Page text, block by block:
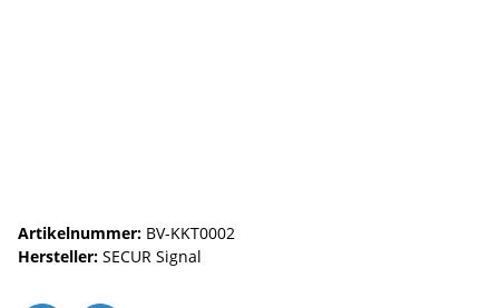
Artikelnummer: BV-KKT0002
Hersteller: SECUR Signal